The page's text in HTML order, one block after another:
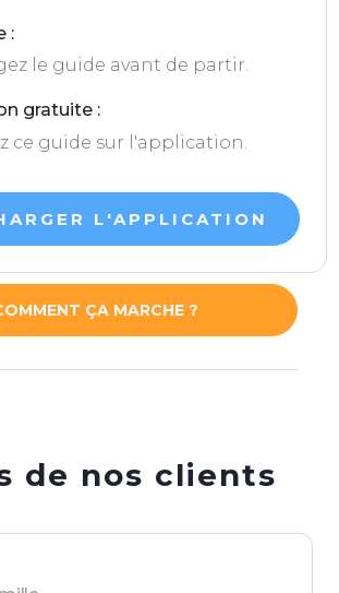
:
le guide avant de partir.
gratuite :
ce guide sur l'application.
L'APPLICATION
ÇA MARCHE ?
de nos clients